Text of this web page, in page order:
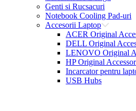
Genti si Rucsacuri
Notebook Cooling Pad-uri
Accesorii Laptop
ACER Original
DELL Original
LENOVO Original
HP Original
Incarcator pentru
USB Hubs